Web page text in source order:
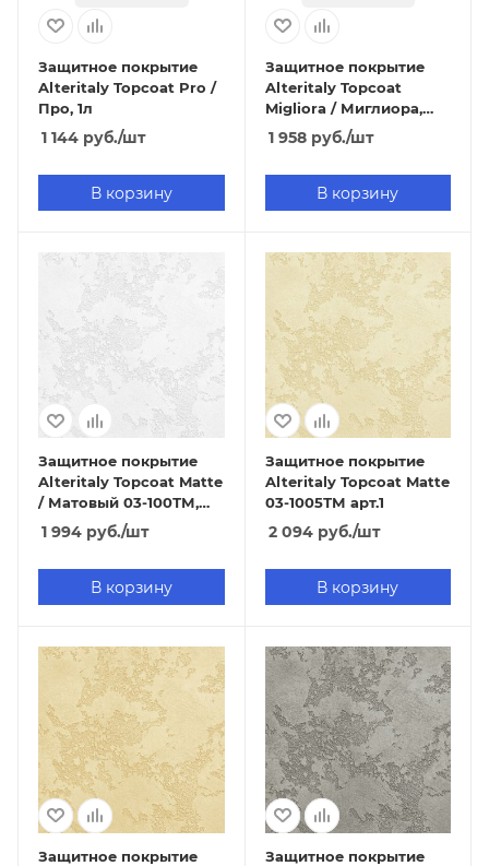
Защитное покрытие
Alteritaly Topcoat Pro /
Про, 1л
1 144 руб./шт
В корзину
Защитное покрытие
Alteritaly Topcoat
Migliora / Миглиора,
арт.1
1 958руб./шт
В корзину
Защитное покрытие
Alteritaly Topcoat Matte
/ Матовый 03-100ТМ,
арт.1 База
1 994 руб./шт
В корзину
Защитное покрытие
Alteritaly Topcoat Matte
03-1005ТМ арт.1
2 094руб./шт
В корзину
Защитное покрытие
Защитное покрытие